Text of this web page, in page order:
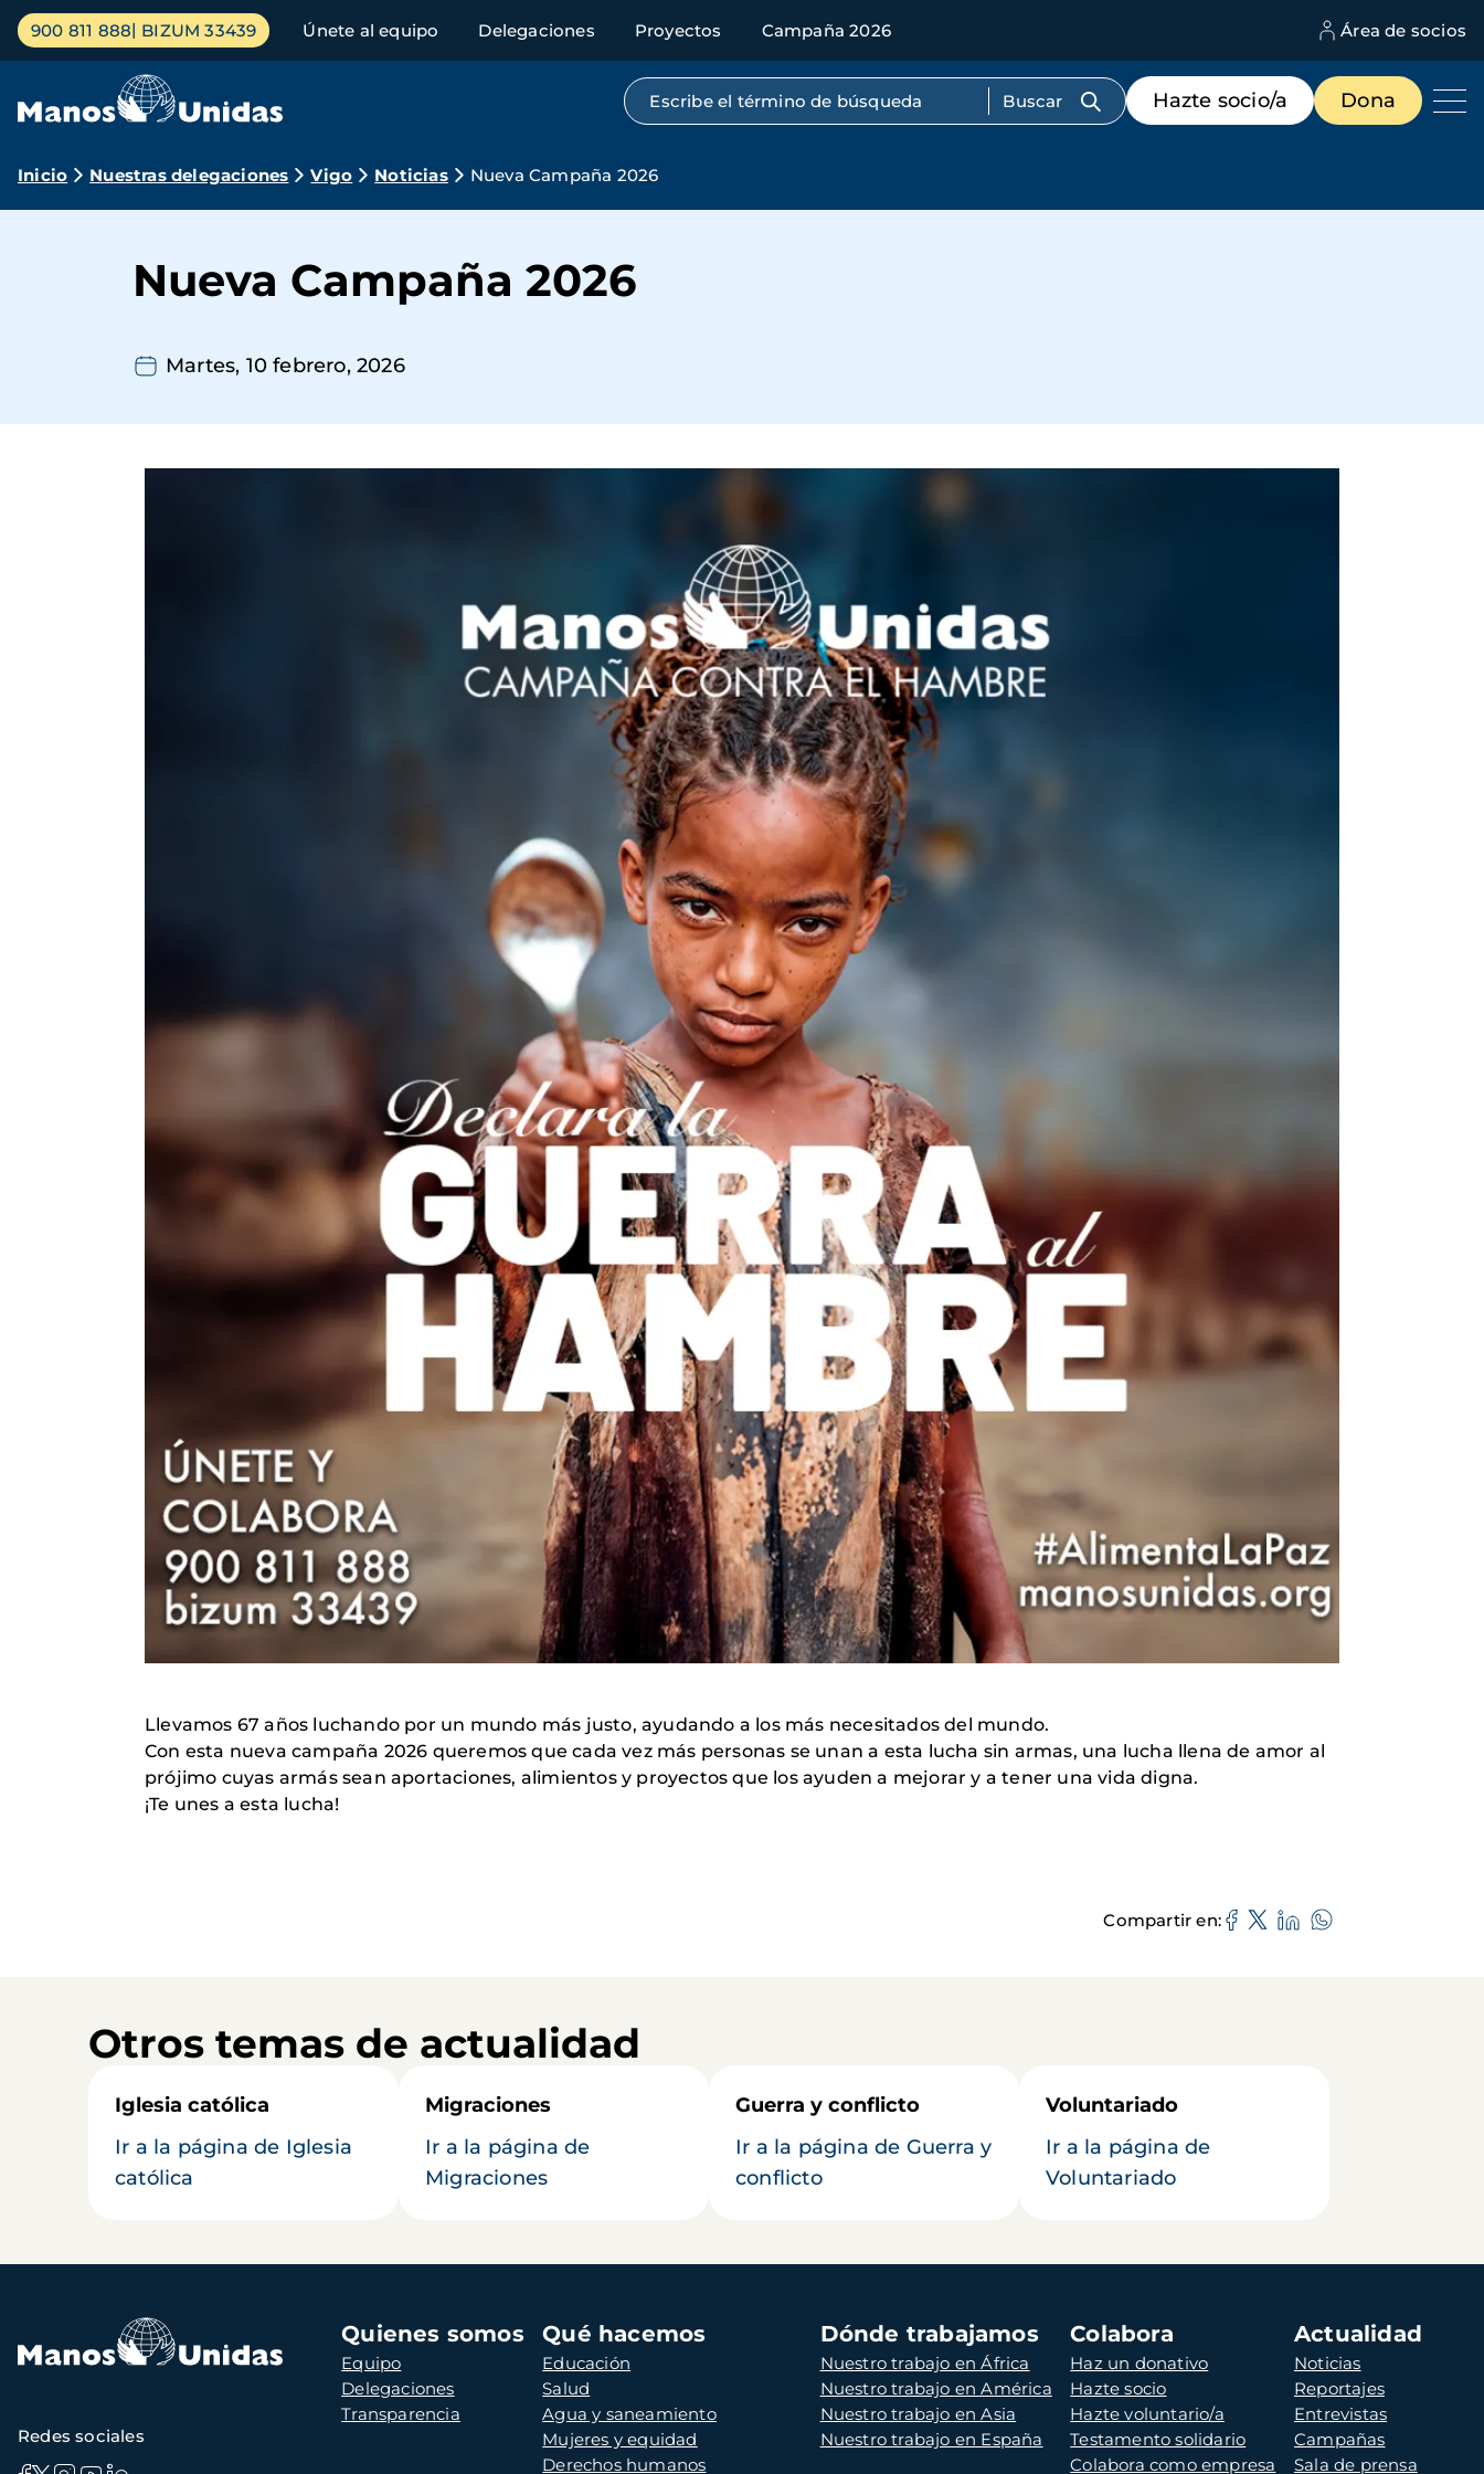
Pasar
contenido
Menú
principal
900 811 888 BIZUM 33439 Únete al equipo Delegaciones Proyectos Campaña 2026 Área de socios
Búsqueda por texto completo
Menú
de
destacados
Hazte socio/a Dona
Ruta
navegación
Inicio Nuestras delegaciones Vigo Noticias Nueva Campaña 2026
Nueva Campaña 2026
Martes, 10 febrero, 2026
Llevamos 67 años luchando por un mundo más justo, ayudando a los más necesitados del mundo.
Con esta nueva campaña 2026 queremos que cada vez más personas se unan a esta lucha sin armas, una lucha llena de amor al
prójimo cuyas armás sean aportaciones, alimientos y proyectos que los ayuden a mejorar y a tener una vida digna.
¡Te unes a esta lucha!
Compartir en
Otros temas de actualidad
Iglesia católica
Ir a la página de Iglesia
católica
Migraciones
Ir a la página de
Migraciones
Guerra y conflicto
Ir a la página de Guerra y
conflicto
Voluntariado
Ir a la página de
Voluntariado
Navegación
principal
Quienes somos
Equipo
Delegaciones
Transparencia
Qué hacemos
Educación
Salud
Agua y saneamiento
Mujeres y equidad
Derechos humanos
Dónde trabajamos
Nuestro trabajo en África
Nuestro trabajo en América
Nuestro trabajo en Asia
Nuestro trabajo en España
Colabora
Haz un donativo
Hazte socio
Hazte voluntario/a
Testamento solidario
Colabora como empresa
Actualidad
Noticias
Reportajes
Entrevistas
Campañas
Sala de prensa
Redes sociales